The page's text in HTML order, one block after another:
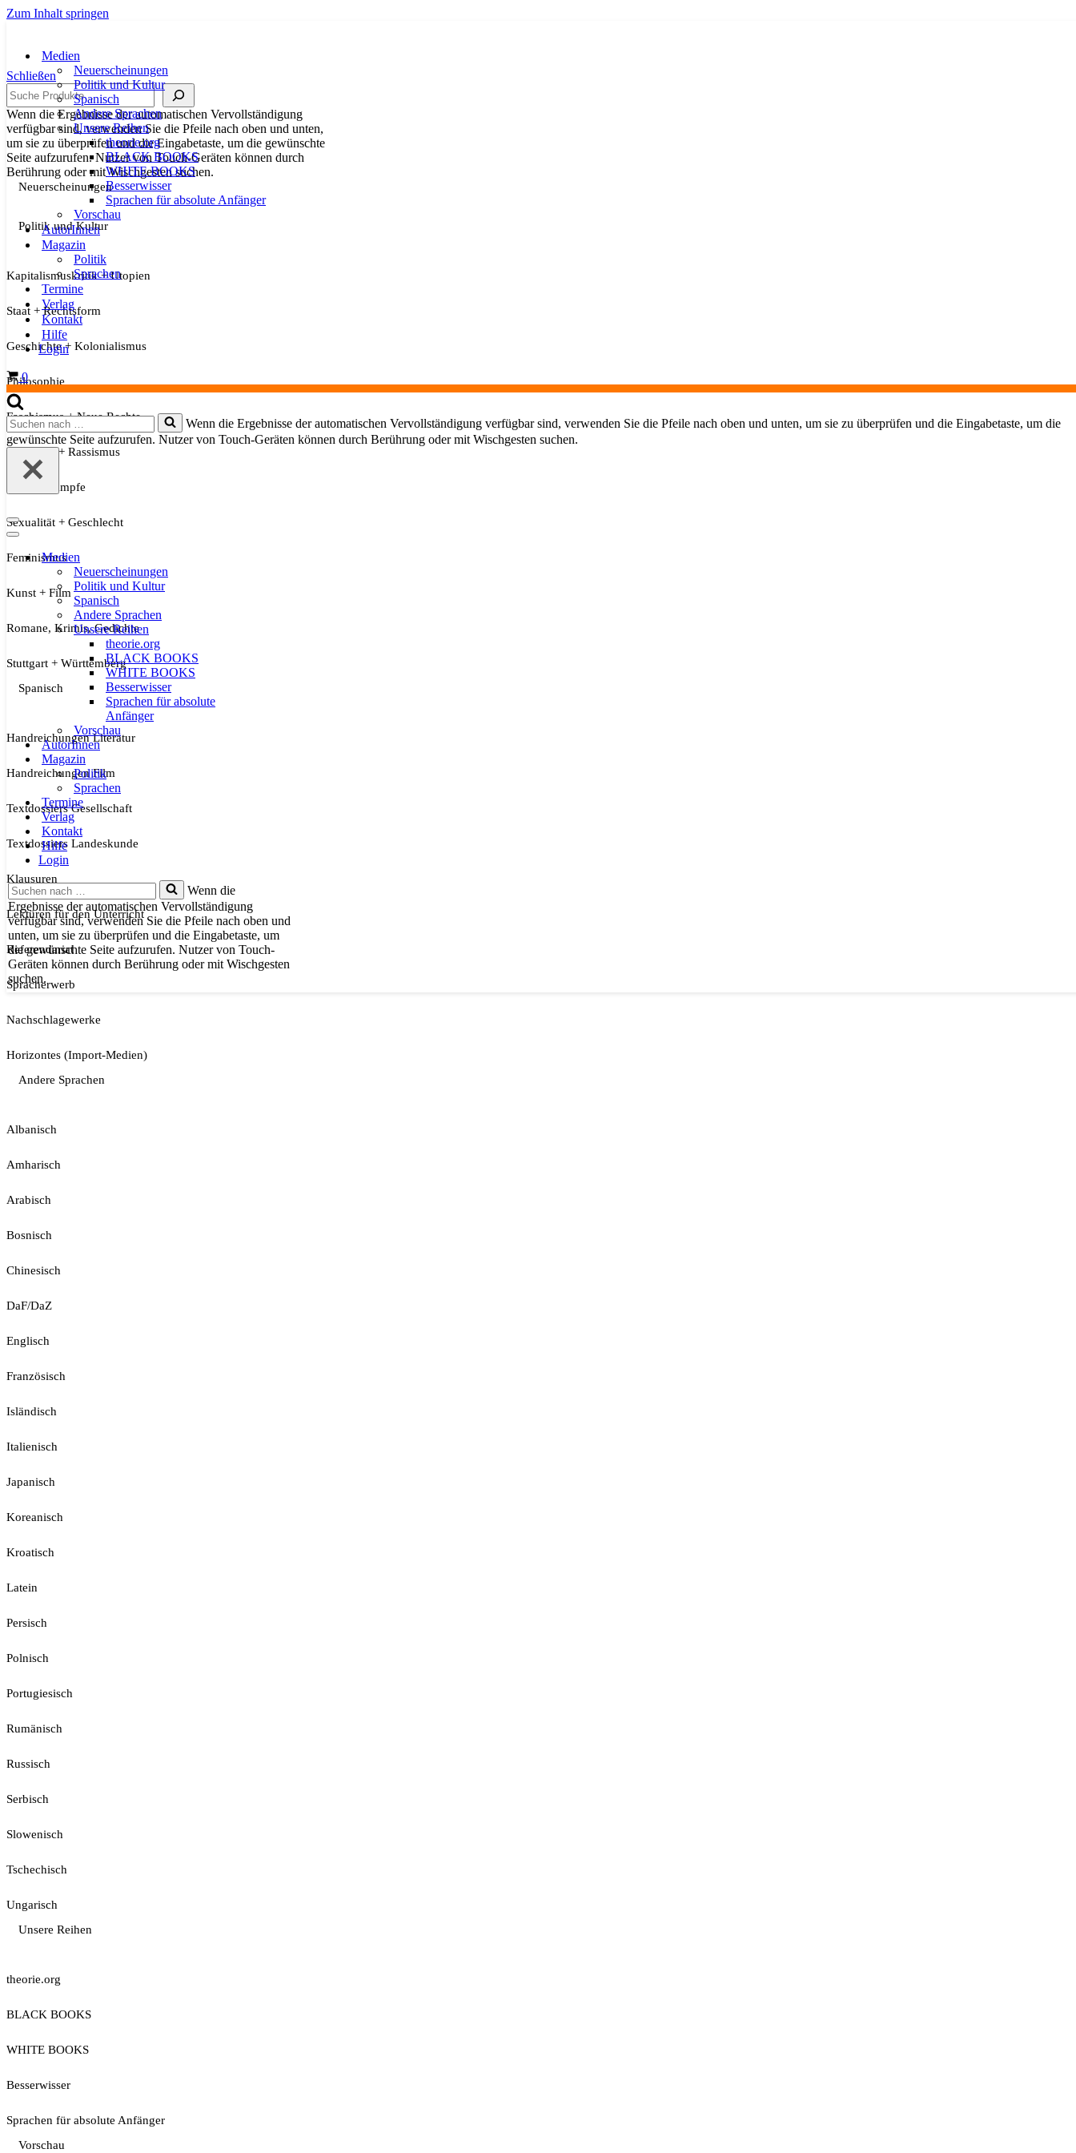
Zum Inhalt springen
Medien
Neuerscheinungen
Politik und Kultur
Spanisch
Andere Sprachen
Unsere Reihen
theorie.org
BLACK BOOKS
WHITE BOOKS
Besserwisser
Sprachen für absolute Anfänger
Vorschau
AutorInnen
Magazin
Politik
Sprachen
Termine
Verlag
Kontakt
Hilfe
Login
Warenkorb
0
Suchen
nach …
Wenn die Ergebnisse der automatischen Vervollständigung verfügbar sind, verwenden Sie die Pfeile nach oben und unten, um sie zu überprüfen und die Eingabetaste, um die
gewünschte Seite aufzurufen. Nutzer von Touch-Geräten können durch Berührung oder mit Wischgesten suchen.
Navigationsmenü
Navigationsmenü
Medien
Neuerscheinungen
Politik und Kultur
Spanisch
Andere Sprachen
Unsere Reihen
theorie.org
BLACK BOOKS
WHITE BOOKS
Besserwisser
Sprachen für absolute
Anfänger
Vorschau
AutorInnen
Magazin
Politik
Sprachen
Termine
Verlag
Kontakt
Hilfe
Login
Suchen
nach …
Wenn die
Ergebnisse der automatischen Vervollständigung
verfügbar sind, verwenden Sie die Pfeile nach oben und
unten, um sie zu überprüfen und die Eingabetaste, um
die gewünschte Seite aufzurufen. Nutzer von Touch-
Geräten können durch Berührung oder mit Wischgesten
suchen.
Schließen
Suche
Wenn die Ergebnisse der automatischen Vervollständigung
verfügbar sind, verwenden Sie die Pfeile nach oben und unten,
um sie zu überprüfen und die Eingabetaste, um die gewünschte
Seite aufzurufen. Nutzer von Touch-Geräten können durch
Berührung oder mit Wischgesten suchen.
Neuerscheinungen
Politik und Kultur
Kapitalismuskritik + Utopien
Staat + Rechtsform
Geschichte + Kolonialismus
Philosophie
Faschismus + Neue Rechte
Migration + Rassismus
Soziale Kämpfe
Sexualität + Geschlecht
Feminismus
Kunst + Film
Romane, Krimis, Gedichte
Stuttgart + Württemberg
Spanisch
Handreichungen Literatur
Handreichungen Film
Textdossiers Gesellschaft
Textdossiers Landeskunde
Klausuren
Lektüren für den Unterricht
Referendariat
Spracherwerb
Nachschlagewerke
Horizontes (Import-Medien)
Andere Sprachen
Albanisch
Amharisch
Arabisch
Bosnisch
Chinesisch
DaF/DaZ
Englisch
Französisch
Isländisch
Italienisch
Japanisch
Koreanisch
Kroatisch
Latein
Persisch
Polnisch
Portugiesisch
Rumänisch
Russisch
Serbisch
Slowenisch
Tschechisch
Ungarisch
Unsere Reihen
theorie.org
BLACK BOOKS
WHITE BOOKS
Besserwisser
Sprachen für absolute Anfänger
Vorschau